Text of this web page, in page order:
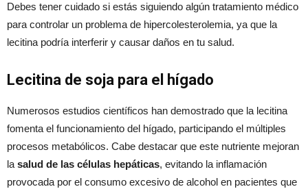
Debes tener cuidado si estás siguiendo algún tratamiento médico
para controlar un problema de hipercolesterolemia, ya que la
lecitina podría interferir y causar daños en tu salud.
Lecitina de soja para el hígado
Numerosos estudios científicos han demostrado que la lecitina
fomenta el funcionamiento del hígado, participando el múltiples
procesos metabólicos. Cabe destacar que este nutriente mejoran
la salud de las células hepáticas, evitando la inflamación
provocada por el consumo excesivo de alcohol en pacientes que